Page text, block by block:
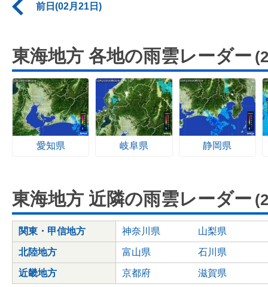
前日(02月21日)
東海地方 各地の雨雲レーダー
愛知県 岐阜県 静岡県
東海地方 近隣の雨雲レーダー
関東・甲信地方 神奈川県 山梨県
北陸地方 富山県 石川県
近畿地方 京都府 滋賀県